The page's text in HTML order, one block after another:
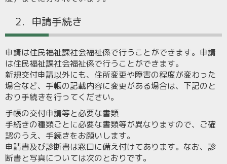
2．申請手続き
申請は住民福祉課社会福祉係で行うことができます。申請
は住民福祉課社会福祉係で行うことができます。
新規交付申請以外にも、住所変更や障害の程度が変わった
場合など、手帳の記載内容に変更がある場合は、下記のと
おり手続きを行ってください。
手帳の交付申請等と必要な書類
手続きの種類ごとに必要な書類等が異なりますので、ご確
認のうえ、手続きをお願いします。
申請書及び診断書は窓口に備え付けてあります。なお、診
断書と写真については次のとおりです。